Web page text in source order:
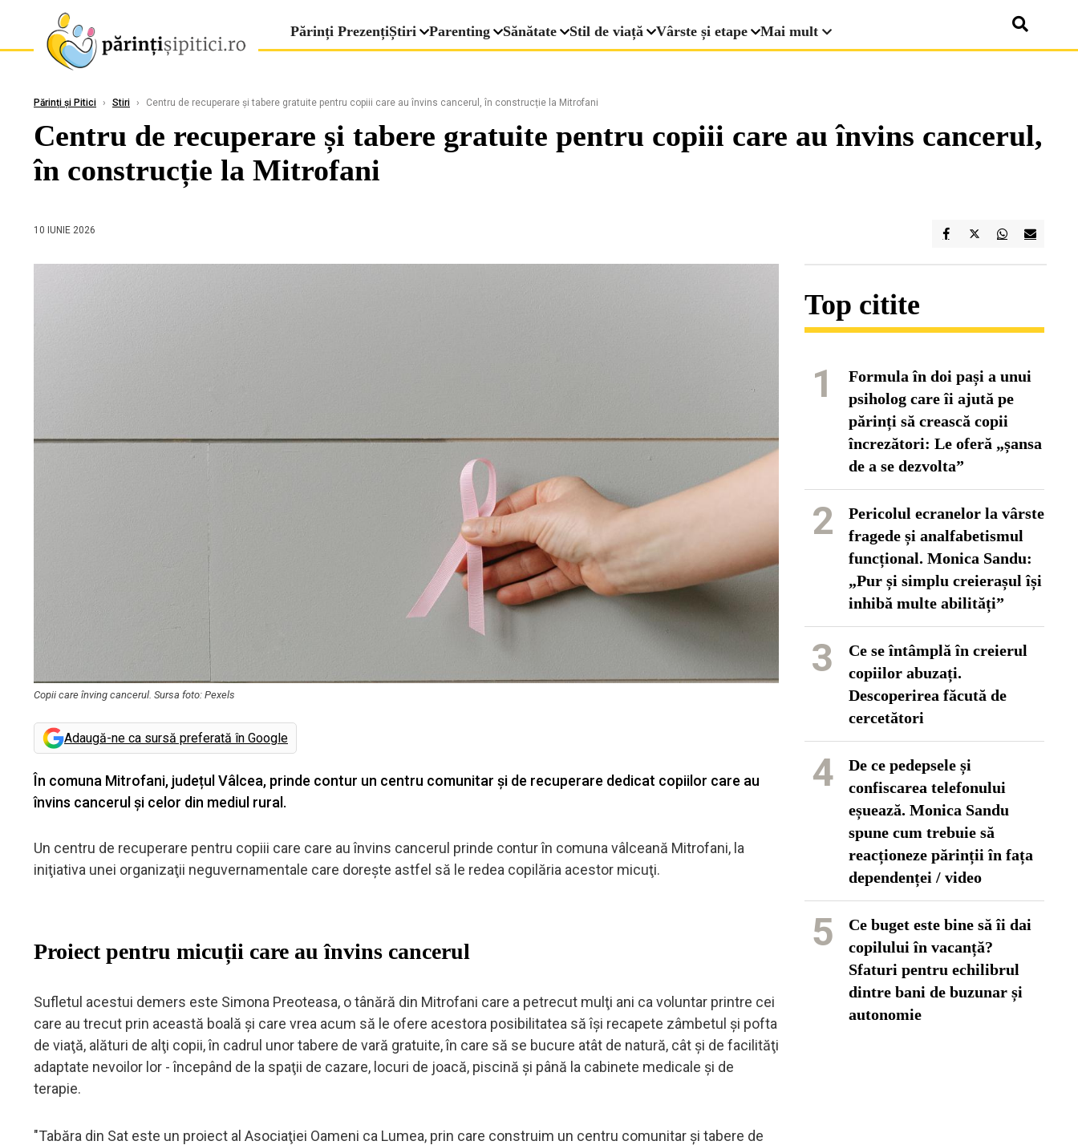
Părinți PrezențiȘtiri Parenting Sănătate Stil de viață Vârste și etape Mai mult
Părinți și Pitici › Stiri › Centru de recuperare și tabere gratuite pentru copiii care au învins cancerul, în construcție la Mitrofani
Centru de recuperare și tabere gratuite pentru copiii care au învins cancerul,
în construcție la Mitrofani
10 IUNIE 2026
Copii care înving cancerul. Sursa foto: Pexels
Adaugă-ne ca sursă preferată în Google
În comuna Mitrofani, județul Vâlcea, prinde contur un centru comunitar și de recuperare dedicat copiilor care au
învins cancerul și celor din mediul rural.
Un centru de recuperare pentru copiii care care au învins cancerul prinde contur în comuna vâlceană Mitrofani, la
iniţiativa unei organizaţii neguvernamentale care doreşte astfel să le redea copilăria acestor micuţi.
Proiect pentru micuții care au învins cancerul
Sufletul acestui demers este Simona Preoteasa, o tânără din Mitrofani care a petrecut mulţi ani ca voluntar printre cei
care au trecut prin această boală şi care vrea acum să le ofere acestora posibilitatea să îşi recapete zâmbetul şi pofta
de viaţă, alături de alţi copii, în cadrul unor tabere de vară gratuite, în care să se bucure atât de natură, cât şi de facilităţi
adaptate nevoilor lor - începând de la spaţii de cazare, locuri de joacă, piscină şi până la cabinete medicale şi de
terapie.
"Tabăra din Sat este un proiect al Asociaţiei Oameni ca Lumea, prin care construim un centru comunitar şi tabere de
Top citite
1
Formula în doi pași a unui
psiholog care îi ajută pe
părinți să crească copii
încrezători: Le oferă „șansa
de a se dezvolta”
2
Pericolul ecranelor la vârste
fragede și analfabetismul
funcțional. Monica Sandu:
„Pur și simplu creierașul își
inhibă multe abilități”
3
Ce se întâmplă în creierul
copiilor abuzați.
Descoperirea făcută de
cercetători
4
De ce pedepsele și
confiscarea telefonului
eșuează. Monica Sandu
spune cum trebuie să
reacționeze părinții în fața
dependenței / video
5
Ce buget este bine să îi dai
copilului în vacanță?
Sfaturi pentru echilibrul
dintre bani de buzunar și
autonomie